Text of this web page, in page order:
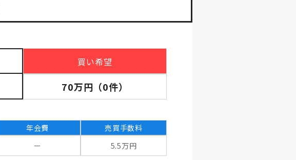
買い希望
70万円 （0件）
年会費
売買手数料
ー 5.5万円